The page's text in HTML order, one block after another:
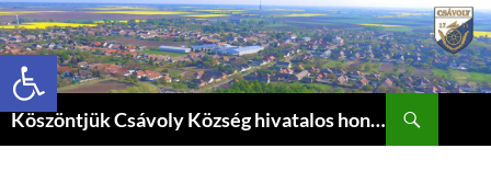
Eszköztár megnyitása
Köszöntjük Csávoly Község hivatalos honlapján.
Keresés